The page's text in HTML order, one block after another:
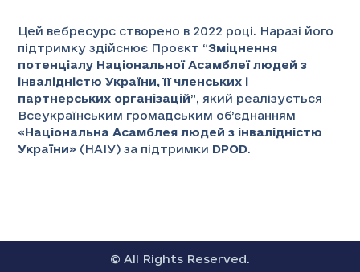
Цей вебресурс створено в 2022 році. Наразі його
підтримку здійснює Проєкт “Зміцнення
потенціалу Національної Асамблеї людей з
інвалідністю України, її членських і
партнерських організацій”, який реалізується
Всеукраїнським громадським об’єднанням
«Національна Асамблея людей з інвалідністю
України» (НАІУ) за підтримки DPOD.
© All Rights Reserved.